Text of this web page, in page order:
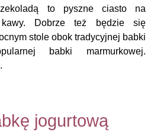
to pyszne ciasto na
Dobrze też będzie się
stole obok tradycyjnej babki
babki marmurkowej.
jogurtową